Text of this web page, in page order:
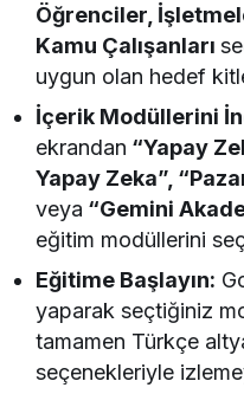
Öğrenciler,
Kamu Çalışanları
uygun olan hedef
İçerik Modüllerini
ekrandan “Yapay
Yapay Zeka”,
veya “Gemini
eğitim modüllerini
Eğitime Başlayın:
yaparak seçtiğiniz
tamamen Türkçe
seçenekleriyle